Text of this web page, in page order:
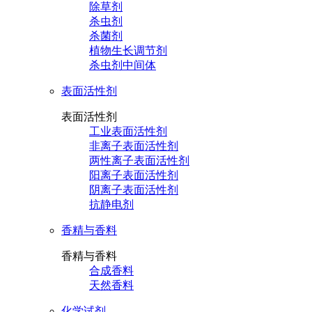
除草剂
杀虫剂
杀菌剂
植物生长调节剂
杀虫剂中间体
表面活性剂
表面活性剂
工业表面活性剂
非离子表面活性剂
两性离子表面活性剂
阳离子表面活性剂
阴离子表面活性剂
抗静电剂
香精与香料
香精与香料
合成香料
天然香料